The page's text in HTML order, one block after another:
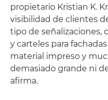
propietario Kristian K.
visibilidad de clientes
tipo de señalizaciones,
y carteles para
material impreso y
demasiado grande ni
afirma.